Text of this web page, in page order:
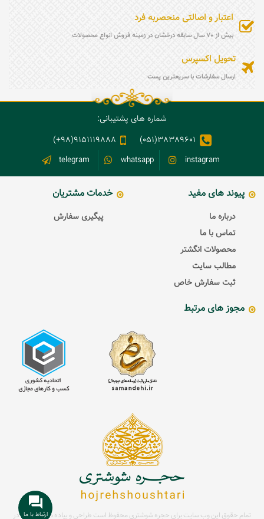
اعتبار و اصالتی منحصربه فرد
بیش از 70 سال سابقه درخشان در زمینه فروش انواع محصولات
تحویل اکسپرس
ارسال سفارشات با سریعترین پست
شماره های پشتیبانی:
38389601(051)
9151119888(98+)
instagram
whatsapp
telegram
پیوند های مفید
درباره ما
تماس با ما
محصولات انگشتر
مطالب سایت
ثبت سفارش خاص
خدمات مشتریان
پیگیری سفارش
ارتباط با ما
مجوز های مرتبط
تمام حقوق این وب سایت برای حجره شوشتری محفوظ است طراحی و پیاده سازی سایت در